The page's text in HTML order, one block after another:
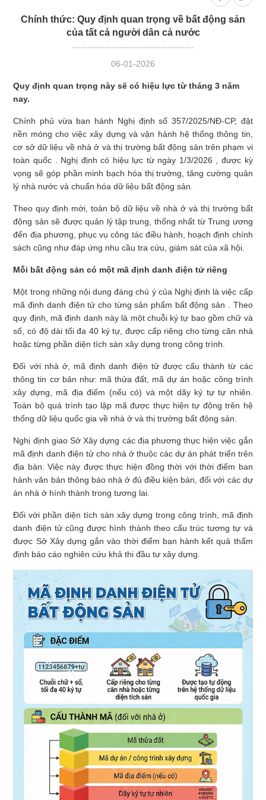
kết cộng đồng
tại Aurora IP
xanh tại địa
phương
Chính thức: Quy định quan trọng về bất động sản
của tất cả người dân cả nước
06-01-2026
Quy định quan trọng này sẽ có hiệu lực từ tháng 3 năm
nay.
Chính phủ vừa ban hành Nghị định số 357/2025/NĐ-CP, đặt
nền móng cho việc xây dựng và vận hành hệ thống thông tin,
cơ sở dữ liệu về nhà ở và thị trường bất động sản trên phạm vi
toàn quốc . Nghị định có hiệu lực từ ngày 1/3/2026 , được kỳ
vọng sẽ góp phần minh bạch hóa thị trường, tăng cường quản
lý nhà nước và chuẩn hóa dữ liệu bất động sản.
Theo quy định mới, toàn bộ dữ liệu về nhà ở và thị trường bất
động sản sẽ được quản lý tập trung, thống nhất từ Trung ương
đến địa phương, phục vụ công tác điều hành, hoạch định chính
sách cũng như đáp ứng nhu cầu tra cứu, giám sát của xã hội.
Mỗi bất động sản có một mã định danh điện tử riêng
Một trong những nội dung đáng chú ý của Nghị định là việc cấp
mã định danh điện tử cho từng sản phẩm bất động sản . Theo
quy định, mã định danh này là một chuỗi ký tự bao gồm chữ và
số, có độ dài tối đa 40 ký tự, được cấp riêng cho từng căn nhà
hoặc từng phần diện tích sàn xây dựng trong công trình.
Đối với nhà ở, mã định danh điện tử được cấu thành từ các
thông tin cơ bản như: mã thửa đất, mã dự án hoặc công trình
xây dựng, mã địa điểm (nếu có) và một dãy ký tự tự nhiên.
Toàn bộ quá trình tạo lập mã được thực hiện tự động trên hệ
thống dữ liệu quốc gia về nhà ở và thị trường bất động sản.
Nghị định giao Sở Xây dựng các địa phương thực hiện việc gắn
mã định danh điện tử cho nhà ở thuộc các dự án phát triển trên
địa bàn. Việc này được thực hiện đồng thời với thời điểm ban
hành văn bản thông báo nhà ở đủ điều kiện bán, đối với các dự
án nhà ở hình thành trong tương lai.
Đối với phần diện tích sàn xây dựng trong công trình, mã định
danh điện tử cũng được hình thành theo cấu trúc tương tự và
được Sở Xây dựng gắn vào thời điểm ban hành kết quả thẩm
định báo cáo nghiên cứu khả thi đầu tư xây dựng.